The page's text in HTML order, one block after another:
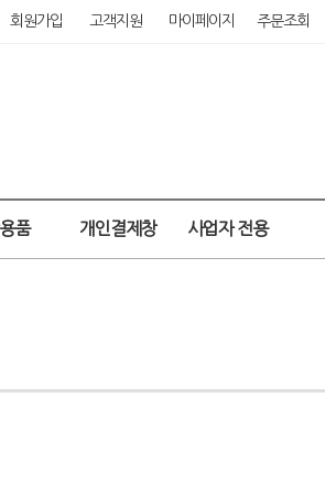
회원가입 고객지원 마이페이지 주문조회
품 개인결제창 사업자 전용